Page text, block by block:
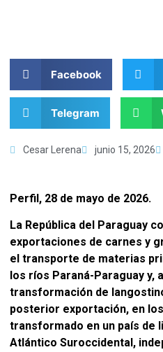
Facebook
Telegram
Cesar Lerena junio 15, 2026
Perfil, 28 de mayo de 2026.
La República del Paraguay
exportaciones de carnes y
el transporte de materias
los ríos Paraná-Paraguay y,
transformación de
posterior exportación, en
transformado en un país de
Atlántico Suroccidental,